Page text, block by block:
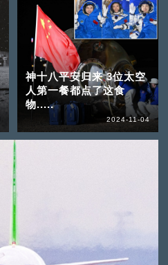
神十八平安归来 3位太空
人第一餐都点了这食
物.....
2024-11-04